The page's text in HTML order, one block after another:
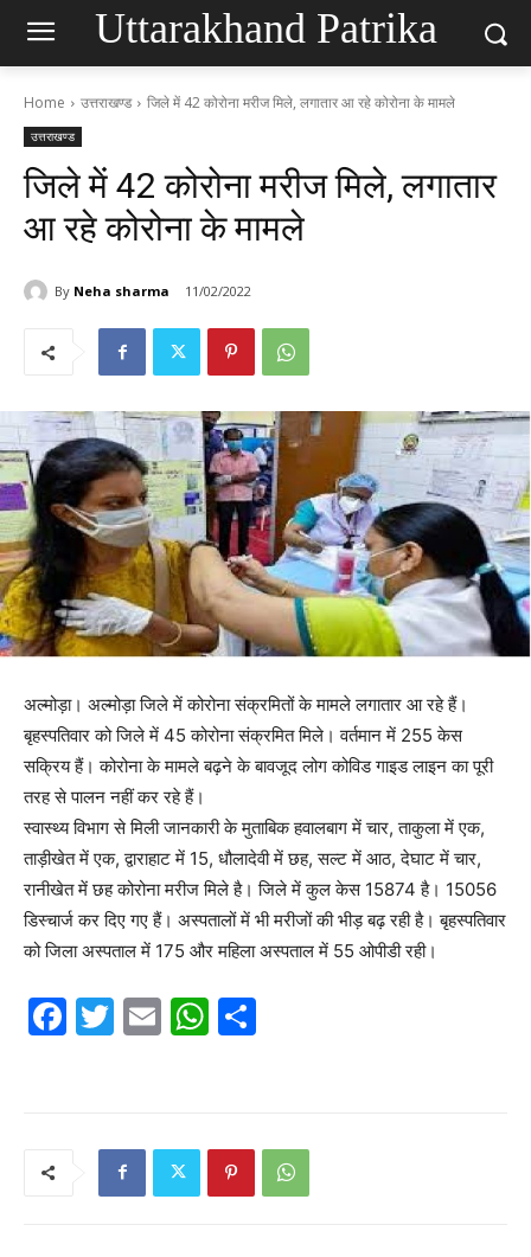
Uttarakhand Patrika
Home उत्तराखण्ड जिले में 42 कोरोना मरीज मिले, लगातार आ रहे कोरोना के मामले
उत्तराखण्ड
जिले में 42 कोरोना मरीज मिले, लगातार
आ रहे कोरोना के मामले
By Neha sharma 11/02/2022
अल्मोड़ा। अल्मोड़ा जिले में कोरोना संक्रमितों के मामले लगातार आ रहे हैं।
बृहस्पतिवार को जिले में 45 कोरोना संक्रमित मिले। वर्तमान में 255 केस
सक्रिय हैं। कोरोना के मामले बढ़ने के बावजूद लोग कोविड गाइड लाइन का पूरी
तरह से पालन नहीं कर रहे हैं।
स्वास्थ्य विभाग से मिली जानकारी के मुताबिक हवालबाग में चार, ताकुला में एक,
ताड़ीखेत में एक, द्वाराहाट में 15, धौलादेवी में छह, सल्ट में आठ, देघाट में चार,
रानीखेत में छह कोरोना मरीज मिले है। जिले में कुल केस 15874 है। 15056
डिस्चार्ज कर दिए गए हैं। अस्पतालों में भी मरीजों की भीड़ बढ़ रही है। बृहस्पतिवार
को जिला अस्पताल में 175 और महिला अस्पताल में 55 ओपीडी रही।
F
T
E
W
A
p